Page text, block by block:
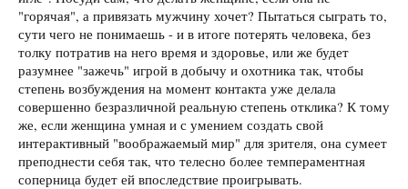
"горячая", а привязать мужчину хочет? Пытаться сыграть то,
сути чего не понимаешь - и в итоге потерять человека, без
толку потратив на него время и здоровье, или же будет
разумнее "зажечь" игрой в добычу и охотника так, чтобы
степень возбуждения на момент контакта уже делала
совершенно безразличной реальную степень отклика? К тому
же, если женщина умная и с умением создать свой
интерактивный "воображаемый мир" для зрителя, она сумеет
преподнести себя так, что телесно более темпераментная
соперница будет ей впоследствие проигрывать.